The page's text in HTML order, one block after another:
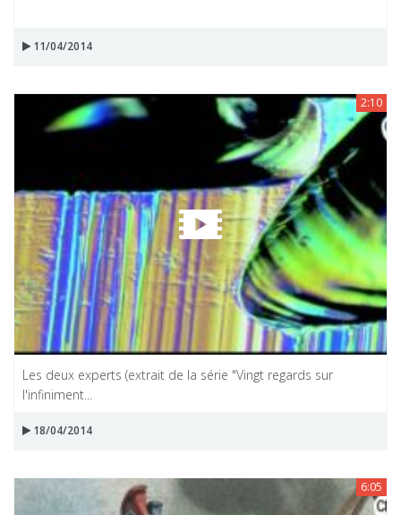
11/04/2014
2:10
Les deux experts (extrait de la série "Vingt regards sur
l'infiniment...
18/04/2014
6:05